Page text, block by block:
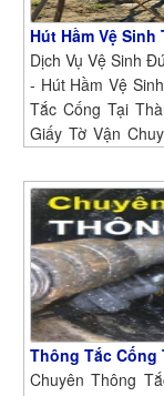
Hút Hầm Vệ
Dịch Vụ Vệ Sinh
- Hút Hầm Vệ
Tắc Cống Tại
Giấy Tờ Vận
Thiết Bị, Máy
Cho Công Việc
Thông Tắc Cống
Chuyên Thông